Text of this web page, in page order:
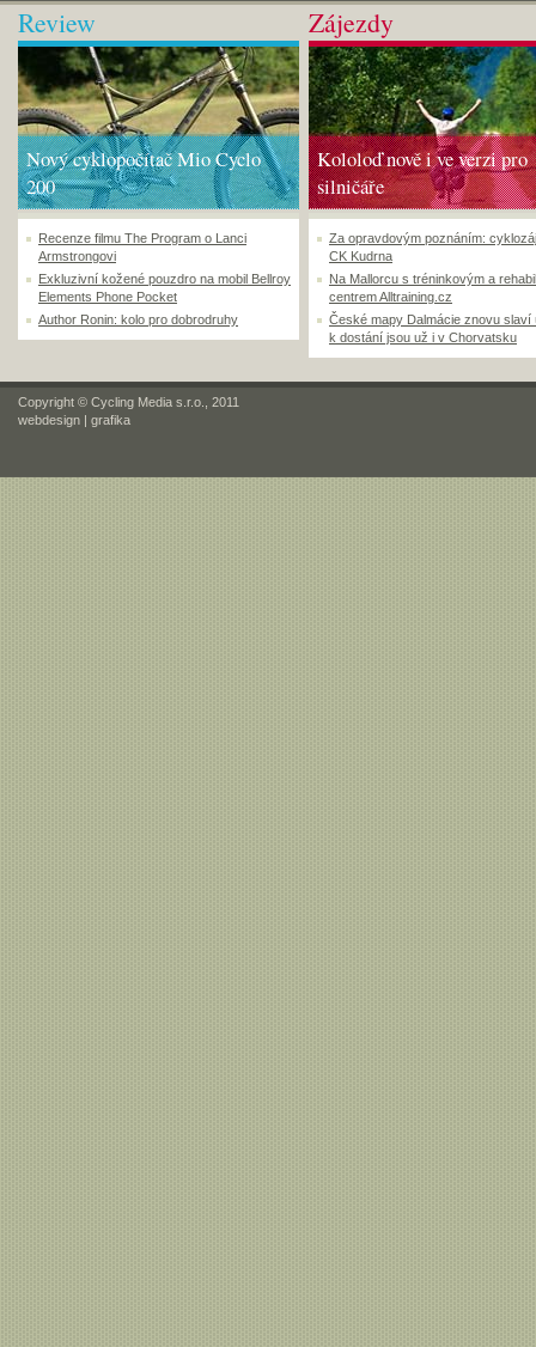
Review
Nový cyklopočítač Mio Cyclo
200
Recenze filmu The Program o Lanci
Armstrongovi
Exkluzivní kožené pouzdro na mobil Bellroy
Elements Phone Pocket
Author Ronin: kolo pro dobrodruhy
Zájezdy
Kololoď nově i ve verzi pro
silničáře
Za opravdovým poznáním:
CK Kudrna
Na Mallorcu s tréninkovým a
centrem Alltraining.cz
České mapy Dalmácie znovu slaví
k dostání jsou už i v Chorvatsku
Copyright © Cycling Media s.r.o., 2011
webdesign | grafika